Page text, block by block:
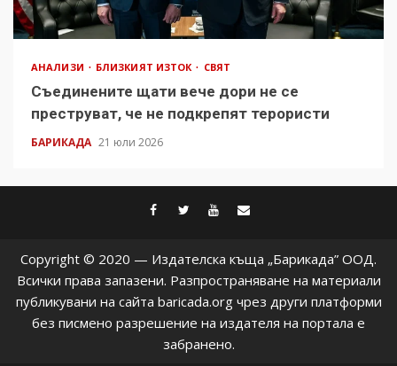
АНАЛИЗИ БЛИЗКИЯТ ИЗТОК СВЯТ
Съединените щати вече дори не се
преструват, че не подкрепят терористи
БАРИКАДА 21 юли 2026
facebook
twitter
youtube
Copyright © 2020 — Издателска къща „Барикада” ООД.
Всички права запазени. Разпространяване на материали
публикувани на сайта baricada.org чрез други платформи
без писмено разрешение на издателя на портала е
забранено.